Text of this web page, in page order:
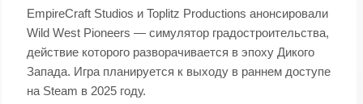
EmpireCraft Studios и Toplitz Productions анонсировали
Wild West Pioneers — симулятор градостроительства,
действие которого разворачивается в эпоху Дикого
Запада. Игра планируется к выходу в раннем доступе
на Steam в 2025 году.